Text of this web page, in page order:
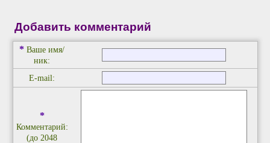
Добавить комментарий
* Ваше имя/
ник:
E-mail:
*
Комментарий:
(до 2048